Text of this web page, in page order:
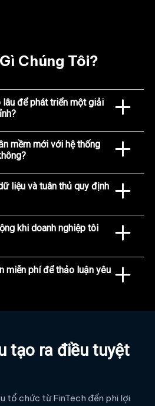
Chúng Tôi?
để phát triển một giải
phức tạp và yêu cầu
phân tích ban đầu,
tôi đảm bảo sự
lượng trong thời
mềm mới với hệ thống
thống hiện có. Đội ngũ
tương thích và vận
liệu và tuân thủ quy định
mã hóa mạnh, quy
và tuân thủ các tiêu
khi doanh nghiệp tôi
sử dụng công nghệ và
ứng với nhu cầu
yêu cầu trong
miễn phí để thảo luận yêu
hệ để đặt lịch tư vấn
tạo ra điều tuyệt
tổ chức từ FinTech đến phi lợi